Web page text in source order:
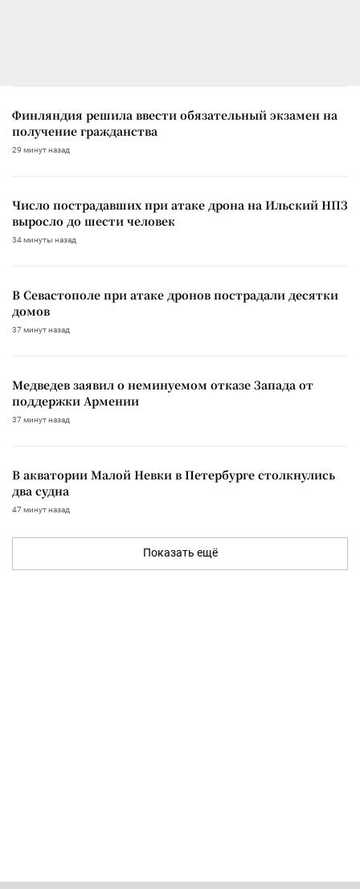
Финляндия решила ввести обязательный экзамен на
получение гражданства
29 минут назад
Число пострадавших при атаке дрона на Ильский НПЗ
выросло до шести человек
34 минуты назад
В Севастополе при атаке дронов пострадали десятки
домов
37 минут назад
Медведев заявил о неминуемом отказе Запада от
поддержки Армении
37 минут назад
В акватории Малой Невки в Петербурге столкнулись
два судна
47 минут назад
Показать ещё